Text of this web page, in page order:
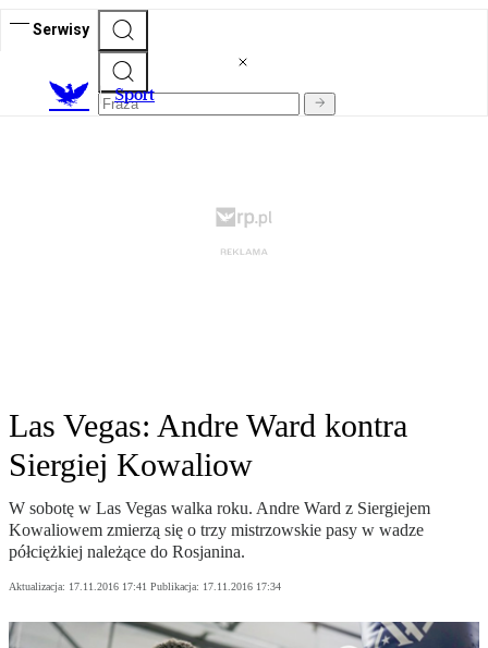
Serwisy
Sport
Las Vegas: Andre Ward kontra
Siergiej Kowaliow
W sobotę w Las Vegas walka roku. Andre Ward z Siergiejem
Kowaliowem zmierzą się o trzy mistrzowskie pasy w wadze
półciężkiej należące do Rosjanina.
Aktualizacja: 17.11.2016 17:41 Publikacja: 17.11.2016 17:34